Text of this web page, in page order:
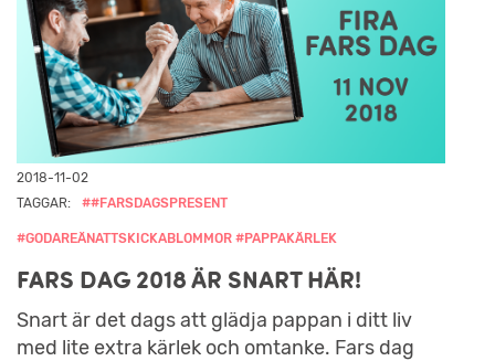
2018-11-02
TAGGAR:
##FARSDAGSPRESENT
#GODAREÄNATTSKICKABLOMMOR #PAPPAKÄRLEK
FARS DAG 2018 ÄR SNART HÄR!
Snart är det dags att glädja pappan i ditt liv
med lite extra kärlek och omtanke. Fars dag